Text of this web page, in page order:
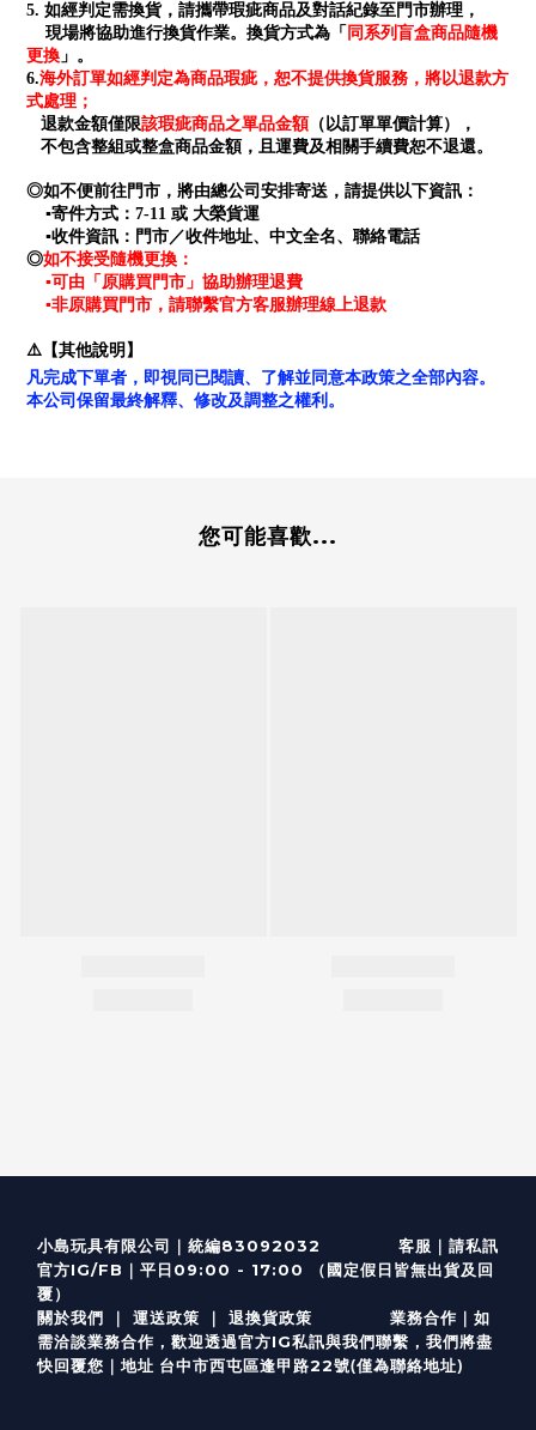
5. 如經判定需換貨，請攜帶瑕疵商品及對話紀錄至門市辦理，
現場將協助進行換貨作業。換貨方式為「 同系列盲盒商品隨機
更換 」。
6.海外訂單如經判定為商品瑕疵，恕不提供換貨服務，將以退款方
式處理；
退款金額僅限該瑕疵商品之單品金額（以訂單單價計算），
不包含整組或整盒商品金額，且運費及相關手續費恕不退還。
◎如不便前往門市，將由總公司安排寄送，請提供以下資訊：
▪寄件方式：7-11 或 大榮貨運
▪收件資訊：門市／收件地址、中文全名、聯絡電話
◎如不接受隨機更換：
▪可由「原購買門市」協助辦理退費
▪非原購買門市，請聯繫官方客服辦理線上退款
⚠️【其他說明】
凡完成下單者，即視同已閱讀、了解並同意本政策之全部內容。
本公司保留最終解釋、修改及調整之權利。
您可能喜歡...
小島玩具有限公司｜統編83092032 客服 ｜ 請私訊
官方IG/FB ｜ 平日09:00 - 17:00 （國定假日皆無出貨及回
覆）
關於我們 ｜ 運送政策 ｜ 退換貨政策 業務合作｜如
需洽談業務合作，歡迎透過官方IG私訊與我們聯繫，我們將盡
快回覆您｜ 地址 台中市西屯區逢甲路22號(僅為聯絡地址)